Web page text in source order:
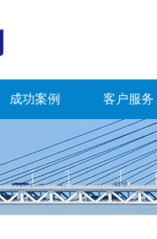
成功案例 客户服务